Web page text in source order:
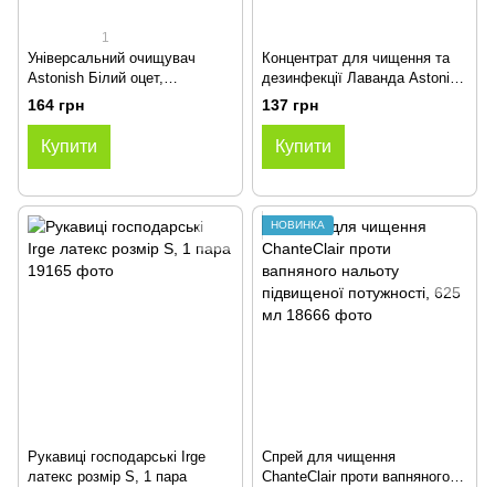
1
Універсальний очищувач
Astonish Білий оцет,
соковитий лимон, 750 мл
164 грн
Купити
Концентрат для чищення та
дезинфекції Лаванда Astonish
Lavender Haze 300 мл
137 грн
Купити
Рукавиці господарські Irge
латекс розмір S, 1 пара
НОВИНКА
Спрей для чищення
ChanteClair проти вапняного